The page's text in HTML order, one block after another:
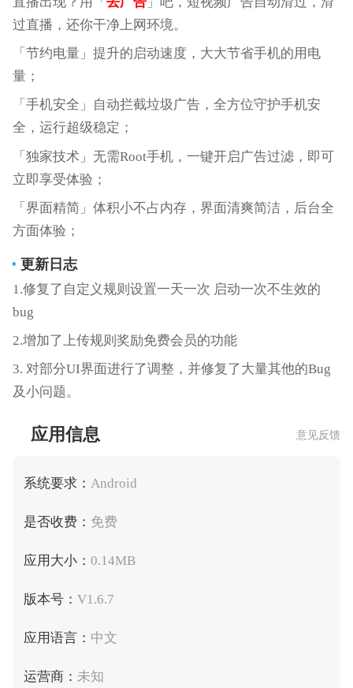
过直播，还你干净上网环境。
「节约电量」提升的启动速度，大大节省手机的用电
量；
「手机安全」自动拦截垃圾广告，全方位守护手机安
全，运行超级稳定；
「独家技术」无需Root手机，一键开启广告过滤，即可
立即享受体验；
「界面精简」体积小不占内存，界面清爽简洁，后台全
方面体验；
更新日志
1.修复了自定义规则设置一天一次 启动一次不生效的
bug
2.增加了上传规则奖励免费会员的功能
3. 对部分UI界面进行了调整，并修复了大量其他的Bug
及小问题。
应用信息 意见反馈
系统要求： Android
是否收费： 免费
应用大小： 0.14MB
版本号： V1.6.7
应用语言： 中文
运营商： 未知